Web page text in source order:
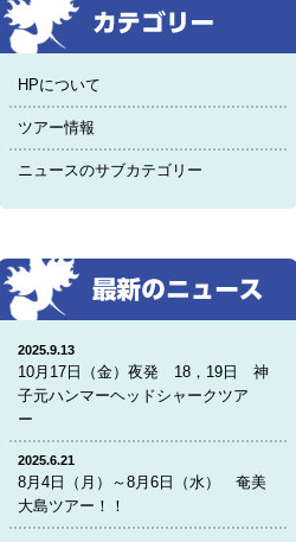
HPについて
ツアー情報
ニュースのサブカテゴリー
2025.9.13
10月17日（金）夜発 18，19日 神
子元ハンマーヘッドシャークツア
ー
2025.6.21
8月4日（月）～8月6日（水） 奄美
大島ツアー！！